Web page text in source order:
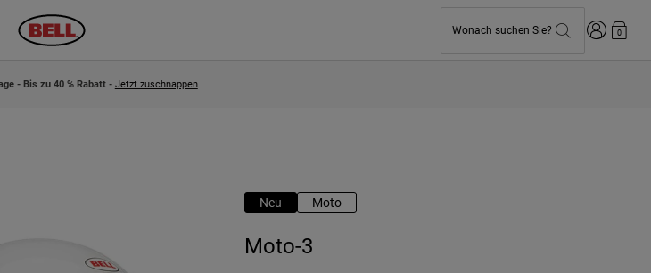
Wonach suchen Sie? Anmelden
0
- Bis zu 40 % Rabatt - Jetzt zuschnappen
Neu Moto
Moto-3